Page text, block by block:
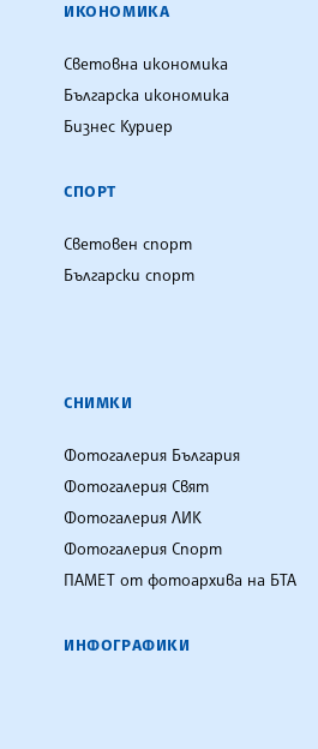
ИКОНОМИКА
Световна икономика
Българска икономика
Бизнес Куриер
СПОРТ
Световен спорт
Български спорт
СНИМКИ
Фотогалерия България
Фотогалерия Свят
Фотогалерия ЛИК
Фотогалерия Спорт
ПАМЕТ от фотоархива на БТА
ИНФОГРАФИКИ